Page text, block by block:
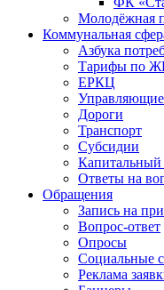
Молодёжная
Коммунальная
Азбука
Тарифы по
ЕРКЦ
Управляющие
Дороги
Транспорт
Субсидии
Капитальный
Ответы на
Обращения
Запись на
Вопрос-ответ
Опросы
Социальные
Реклама